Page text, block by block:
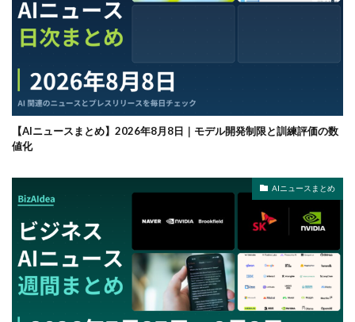
【AIニュースまとめ】2026年8月8日｜モデル開発制限と訓練評価の数
値化
AIニュースまとめ